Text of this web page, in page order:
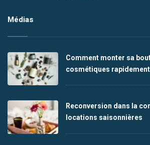
Médias
Comment monter sa
cosmétiques rapidement
Reconversion dans la
locations saisonnières